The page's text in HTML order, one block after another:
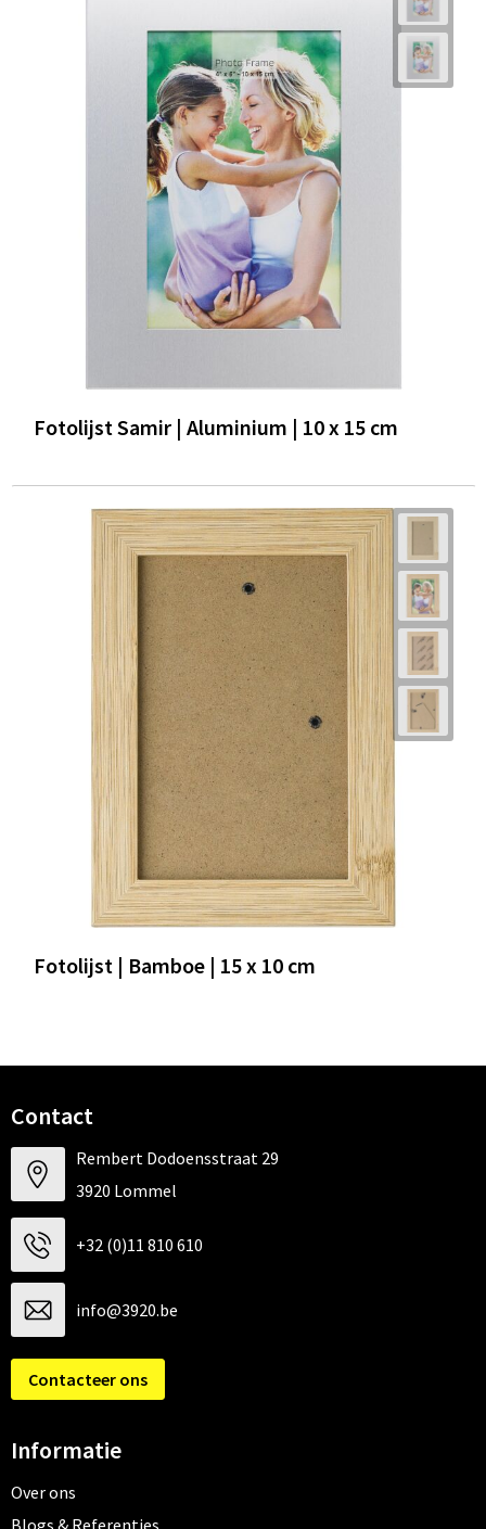
Fotolijst Samir | Aluminium | 10 x 15 cm
Fotolijst | Bamboe | 15 x 10 cm
Contact
Rembert Dodoensstraat 29
3920 Lommel
+32 (0)11 810 610
info@3920.be
Contacteer ons
Informatie
Over ons